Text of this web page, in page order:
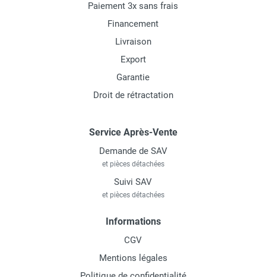
Paiement 3x sans frais
Financement
Livraison
Export
Garantie
Droit de rétractation
Service Après-Vente
Demande de SAV
et pièces détachées
Suivi SAV
et pièces détachées
Informations
CGV
Mentions légales